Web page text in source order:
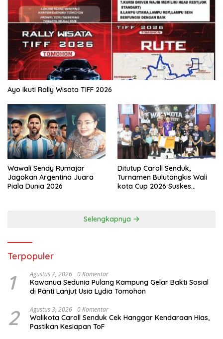
Ayo Ikuti Rally Wisata TIFF 2026
Wawali Sendy Rumajar
Jagokan Argentina Juara
Piala Dunia 2026
Ditutup Caroll Senduk,
Turnamen Bulutangkis Wali
kota Cup 2026 Suskes
Selengkapnya
Terpopuler
1 Agustus 7, 2026 0 Komentar
Kawanua Sedunia Pulang Kampung Gelar Bakti Sosial
di Panti Lanjut Usia Lydia Tomohon
2 Agustus 3, 2026 0 Komentar
Walikota Caroll Senduk Cek Hanggar Kendaraan Hias,
Pastikan Kesiapan ToF